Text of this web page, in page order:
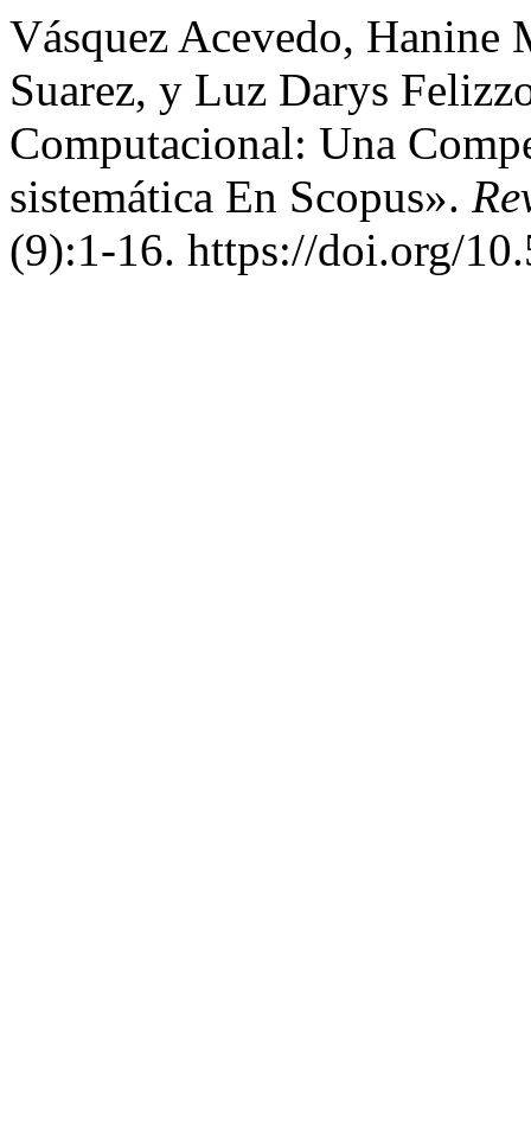
Vásquez Acevedo, Hanine
Suarez, y Luz Darys
Computacional: Una
sistemática En Scopus».
(9):1-16. https://doi.org/